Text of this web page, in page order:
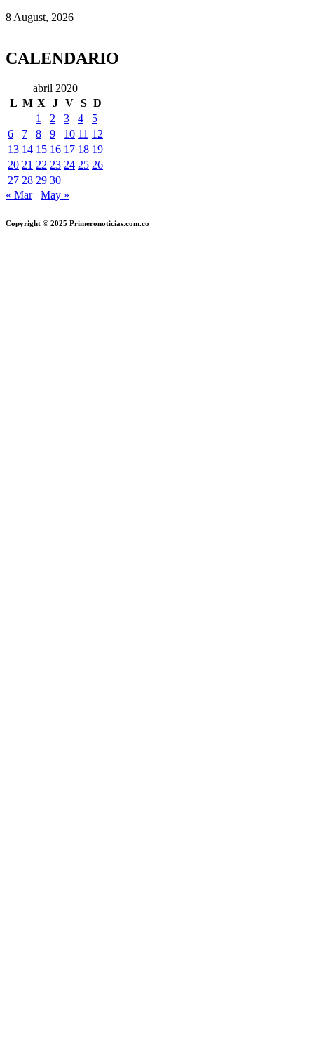
8 August, 2026
CALENDARIO
abril 2020
L M X J V S D
1
2 3 4
5
6
7 8 9 10 11 12
13 14 15 16 17 18 19
20 21 22 23 24 25 26
27 28 29 30
« Mar
May »
Copyright © 2025 Primeronoticias.com.co